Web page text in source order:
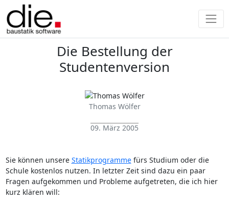
Die Bestellung der
Studentenversion
Thomas Wölfer
09. März 2005
Sie können unsere Statikprogrammefürs Studium oder die
Schule kostenlos nutzen. In letzter Zeit sind dazu ein paar
Fragen aufgekommen und Probleme aufgetreten, die ich hier
kurz klären will: